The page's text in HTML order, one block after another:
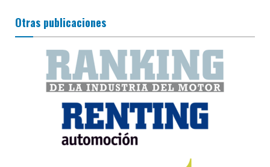
Otras publicaciones